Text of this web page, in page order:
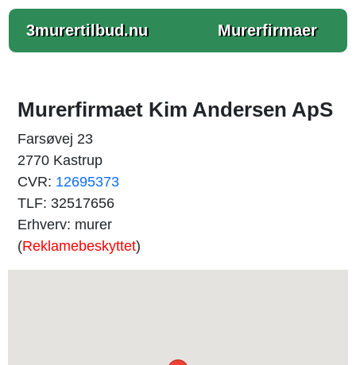
3murertilbud.nu Murerfirmaer
Murerfirmaet Kim Andersen ApS
Farsøvej 23
2770 Kastrup
CVR: 12695373
TLF: 32517656
Erhverv: murer
(Reklamebeskyttet)